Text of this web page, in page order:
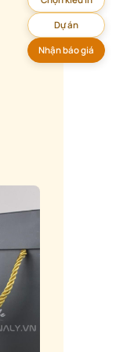
Dự án
Nhận báo giá